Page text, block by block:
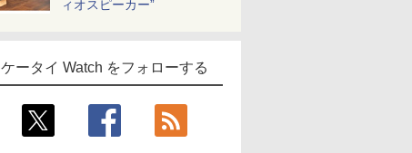
ィオスピーカー”
ケータイ Watch をフォローする